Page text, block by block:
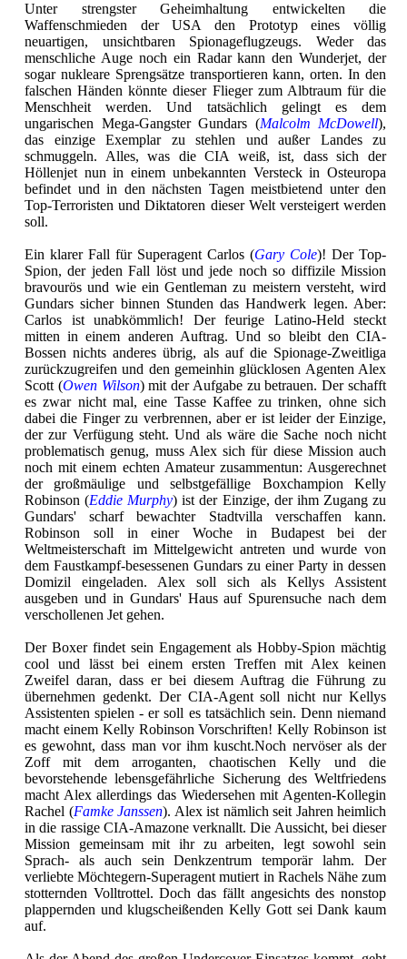
Unter strengster Geheimhaltung entwickelten die
Waffenschmieden der USA den Prototyp eines völlig
neuartigen, unsichtbaren Spionageflugzeugs. Weder das
menschliche Auge noch ein Radar kann den Wunderjet, der
sogar nukleare Sprengsätze transportieren kann, orten. In den
falschen Händen könnte dieser Flieger zum Albtraum für die
Menschheit werden. Und tatsächlich gelingt es dem
ungarischen Mega-Gangster Gundars (Malcolm McDowell),
das einzige Exemplar zu stehlen und außer Landes zu
schmuggeln. Alles, was die CIA weiß, ist, dass sich der
Höllenjet nun in einem unbekannten Versteck in Osteuropa
befindet und in den nächsten Tagen meistbietend unter den
Top-Terroristen und Diktatoren dieser Welt versteigert werden
soll.
Ein klarer Fall für Superagent Carlos (Gary Cole)! Der Top-
Spion, der jeden Fall löst und jede noch so diffizile Mission
bravourös und wie ein Gentleman zu meistern versteht, wird
Gundars sicher binnen Stunden das Handwerk legen. Aber:
Carlos ist unabkömmlich! Der feurige Latino-Held steckt
mitten in einem anderen Auftrag. Und so bleibt den CIA-
Bossen nichts anderes übrig, als auf die Spionage-Zweitliga
zurückzugreifen und den gemeinhin glücklosen Agenten Alex
Scott (Owen Wilson) mit der Aufgabe zu betrauen. Der schafft
es zwar nicht mal, eine Tasse Kaffee zu trinken, ohne sich
dabei die Finger zu verbrennen, aber er ist leider der Einzige,
der zur Verfügung steht. Und als wäre die Sache noch nicht
problematisch genug, muss Alex sich für diese Mission auch
noch mit einem echten Amateur zusammentun: Ausgerechnet
der großmäulige und selbstgefällige Boxchampion Kelly
Robinson (Eddie Murphy) ist der Einzige, der ihm Zugang zu
Gundars' scharf bewachter Stadtvilla verschaffen kann.
Robinson soll in einer Woche in Budapest bei der
Weltmeisterschaft im Mittelgewicht antreten und wurde von
dem Faustkampf-besessenen Gundars zu einer Party in dessen
Domizil eingeladen. Alex soll sich als Kellys Assistent
ausgeben und in Gundars' Haus auf Spurensuche nach dem
verschollenen Jet gehen.
Der Boxer findet sein Engagement als Hobby-Spion mächtig
cool und lässt bei einem ersten Treffen mit Alex keinen
Zweifel daran, dass er bei diesem Auftrag die Führung zu
übernehmen gedenkt. Der CIA-Agent soll nicht nur Kellys
Assistenten spielen - er soll es tatsächlich sein. Denn niemand
macht einem Kelly Robinson Vorschriften! Kelly Robinson ist
es gewohnt, dass man vor ihm kuscht.Noch nervöser als der
Zoff mit dem arroganten, chaotischen Kelly und die
bevorstehende lebensgefährliche Sicherung des Weltfriedens
macht Alex allerdings das Wiedersehen mit Agenten-Kollegin
Rachel (Famke Janssen). Alex ist nämlich seit Jahren heimlich
in die rassige CIA-Amazone verknallt. Die Aussicht, bei dieser
Mission gemeinsam mit ihr zu arbeiten, legt sowohl sein
Sprach- als auch sein Denkzentrum temporär lahm. Der
verliebte Möchtegern-Superagent mutiert in Rachels Nähe zum
stotternden Volltrottel. Doch das fällt angesichts des nonstop
plappernden und klugscheißenden Kelly Gott sei Dank kaum
auf.